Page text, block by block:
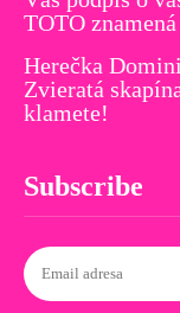
TOTO
Herečka
Zvieratá
klamete!
Subscribe